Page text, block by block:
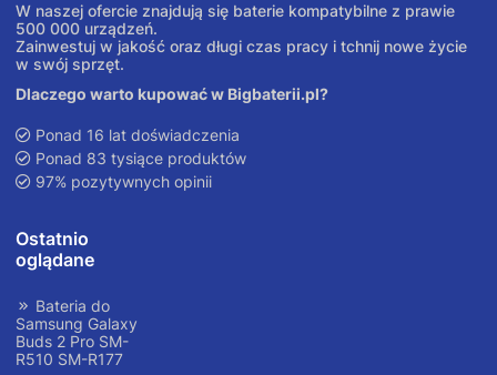
W naszej ofercie znajdują się baterie kompatybilne z prawie
500 000 urządzeń.
Zainwestuj w jakość oraz długi czas pracy i tchnij nowe życie
w swój sprzęt.
Dlaczego warto kupować w Bigbaterii.pl?
Ponad 16 lat doświadczenia
Ponad 83 tysiące produktów
97% pozytywnych opinii
Ostatnio
oglądane
Bateria do
Samsung Galaxy
Buds 2 Pro SM-
R510 SM-R177